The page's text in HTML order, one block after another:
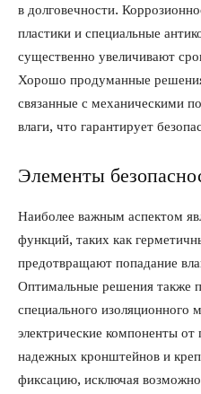
в долговечности.
пластики и специальные
существенно увеличивают
Хорошо продуманные
связанные с механическими
влаги, что гарантирует
Элементы
Наиболее важным аспектом
функций, таких как
предотвращают попадание
Оптимальные решения также
специального изоляционного
электрические компоненты от
надежных кронштейнов и
фиксацию, исключая